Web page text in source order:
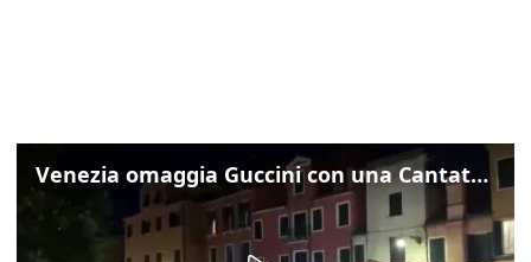
Venezia omaggia Guccini con una Cantata Anarchica in campo Santa Margherita